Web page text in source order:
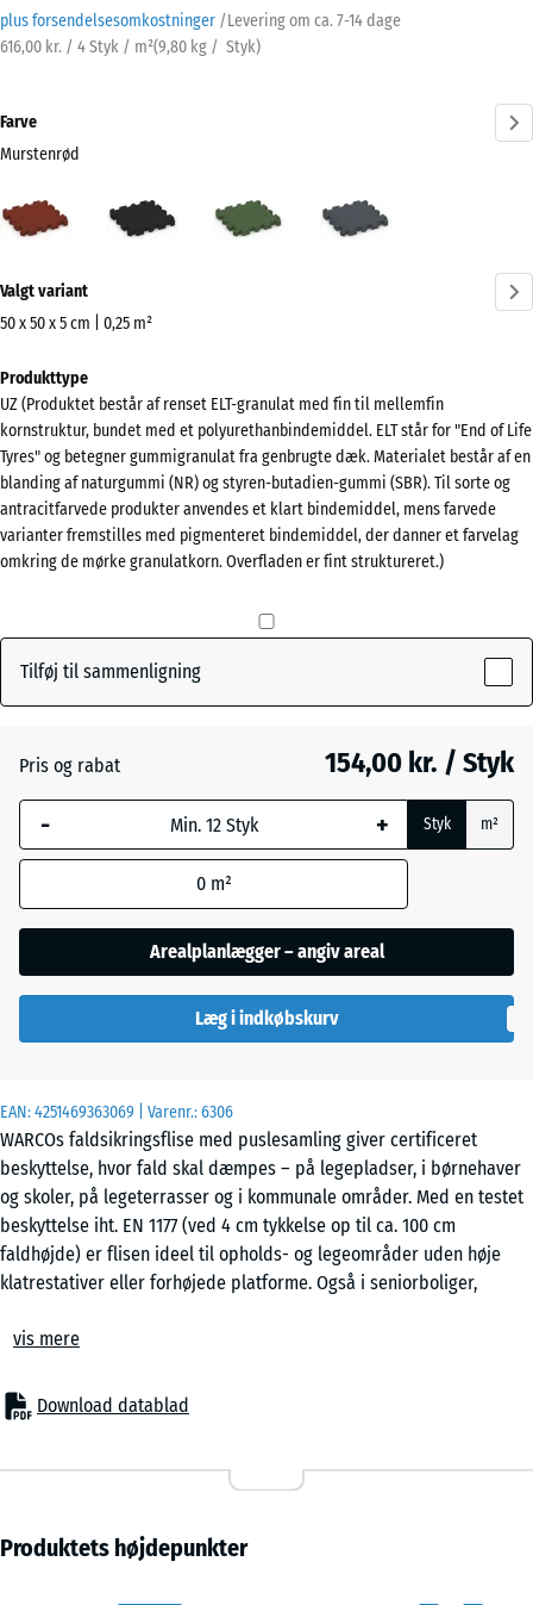
plus forsendelsesomkostninger /Levering om ca. 7-14 dage
616,00 kr. / 4 Styk / m²(9,80 kg / Styk)
EAN:4251469363069 | Varenr.:6306
WARCOs faldsikringsflise med puslesamling giver certificeret
beskyttelse, hvor fald skal dæmpes – på legepladser, i børnehaver
og skoler, på legeterrasser og i kommunale områder. Med en testet
beskyttelse iht. EN 1177 (ved 4 cm tykkelse op til ca. 100 cm
faldhøjde) er flisen ideel til opholds- og legeområder uden høje
klatrestativer eller forhøjede platforme. Også i seniorboliger,
gennemprøvet gulvløsning, der kombinerer sikkerhed, komfort og
Typiske anvendelser
– Legeområder for små børn, balance- og aktivitetszoner
– Terrasser med legeredskaber eller opholdszoner
– Seniorboliger, plejehjem, rehabiliterings- og terapilokaler
Materiale & opbygning
vis mere
Download datablad
Farve
Murstenrød
Murstenrød
(active)
Græsgrøn
information
om
Vis
farvepalette
Murstenrød(active)
Antracit - 4,00 kr.
Valgt variant
50 x 50 x 5 cm | 0,25 m²
til
forsendelse
540
x
540
x
50
Den valgte,
blåmarkerede
behovsberegningen
(medmindre andet
x
x 5
cm
50
x
50
x 2
cm
0,25
- 79,00 kr.
50
x 3
- 55,00 kr.
Produkttype
UZ (Produktet består af renset ELT-granulat med fin til mellemfin
kornstruktur, bundet med et polyurethanbindemiddel. ELT står for "End of Life
Tyres" og betegner gummigranulat fra genbrugte dæk. Materialet består af en
blanding af naturgummi (NR) og styren-butadien-gummi (SBR). Til sorte og
antracitfarvede produkter anvendes et klart bindemiddel, mens farvede
varianter fremstilles med pigmenteret bindemiddel, der danner et farvelag
omkring de mørke granulatkorn. Overfladen er fint struktureret.)
Tilføj til sammenligning
Pris og rabat 154,00 kr. / Styk
- + Styk m²
0 m²
Arealplanlægger – angiv areal
Læg i indkøbskurv
Produktets højdepunkter